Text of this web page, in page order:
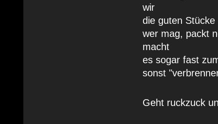
wir
die guten
wer mag, packt
macht
es sogar fast
sonst
Geht ruckzuck